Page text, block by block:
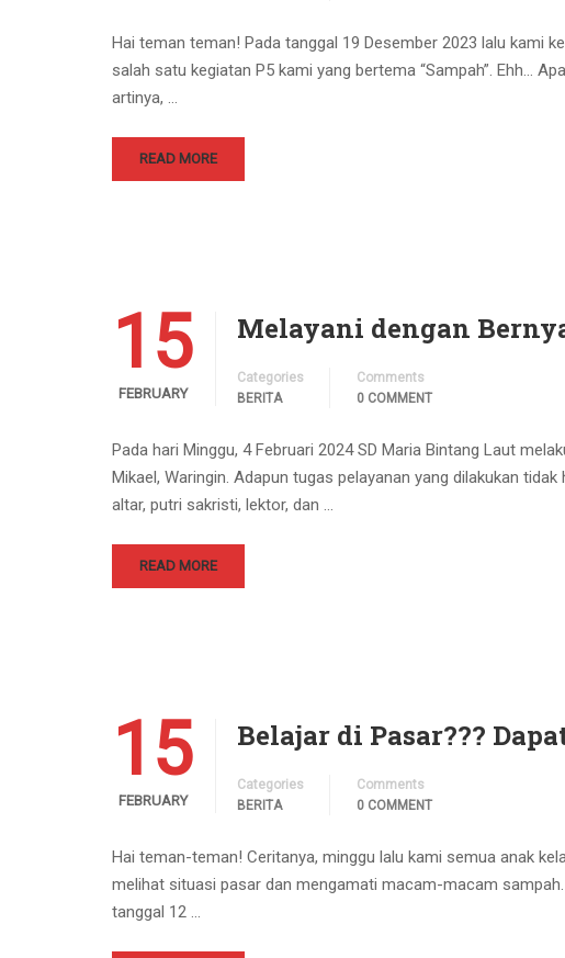
Hai teman teman! Pada tanggal 19 Desember 2023 lalu kami
salah satu kegiatan P5 kami yang bertema “Sampah”. Ehh…
artinya, …
READ MORE
15
FEBRUARY
Melayani dengan
Categories
BERITA
Comments
0 COMMENT
Pada hari Minggu, 4 Februari 2024 SD Maria Bintang Laut
Mikael, Waringin. Adapun tugas pelayanan yang dilakukan
altar, putri sakristi, lektor, dan …
READ MORE
15
FEBRUARY
Belajar di Pasar???
Categories
BERITA
Comments
0 COMMENT
Hai teman-teman! Ceritanya, minggu lalu kami semua anak
melihat situasi pasar dan mengamati macam-macam
tanggal 12 …